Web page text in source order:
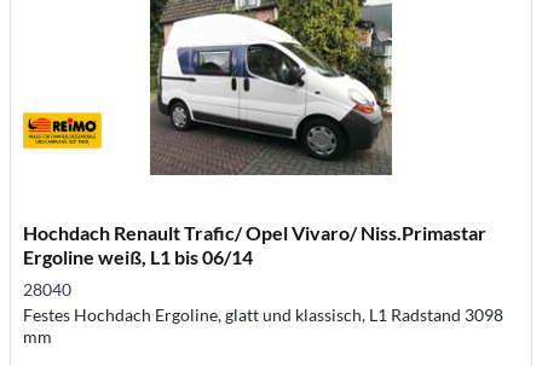
Hochdach Renault Trafic/ Opel Vivaro/ Niss.Primastar
Ergoline weiß, L1 bis 06/14
28040
Festes Hochdach Ergoline, glatt und klassisch, L1 Radstand 3098
mm